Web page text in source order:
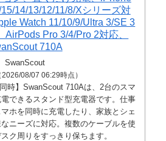
14/13/12/11/8/Xシリーズ対
Watch 11/10/9/Ultra 3/SE 3
AirPods Pro 3/4/Pro 2対応、
710A
SwanScout
2026/08/07 06:29時点）
時】SwanScout 710Aは、2台のスマ
できるスタンド型充電器です。仕事
ホを同時に充電したり、家族とシェ
ニーズに対応。複数のケーブルを使
ク周りをすっきり保ちます。